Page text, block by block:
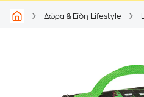
Δώρα & Είδη Lifestyle